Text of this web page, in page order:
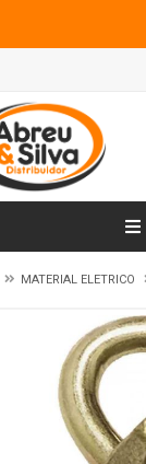
MATERIAL ELETRICO